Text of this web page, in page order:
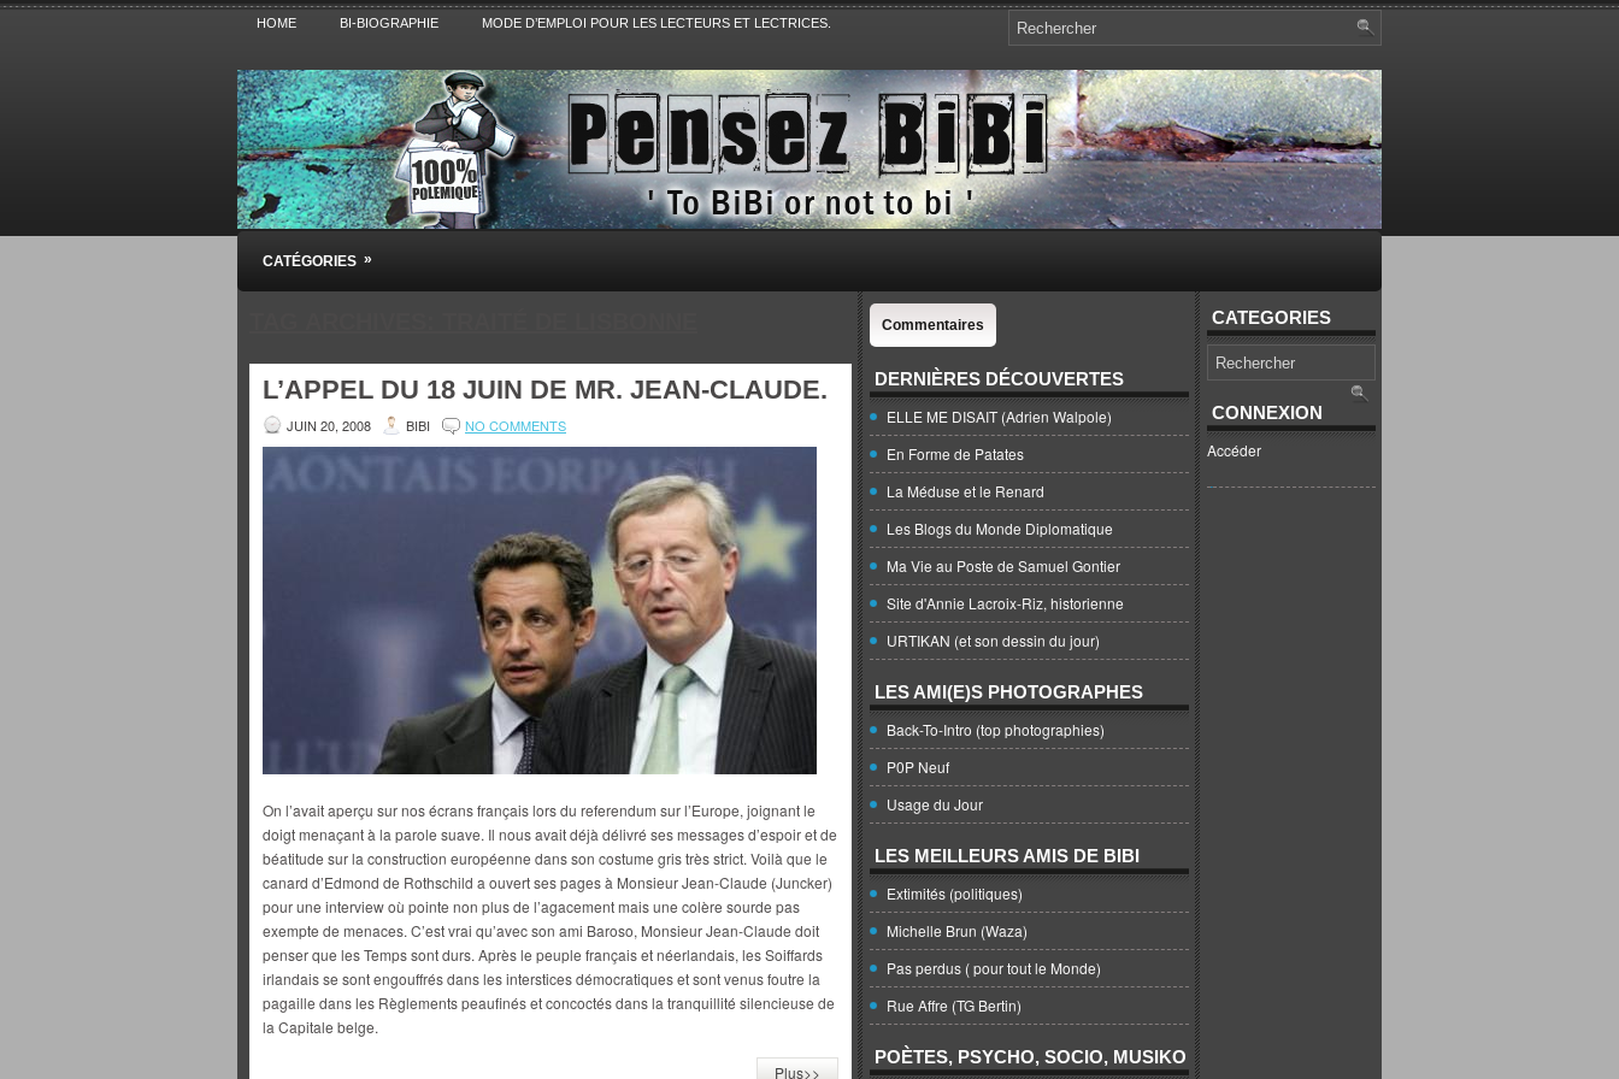
HOME BI-BIOGRAPHIE MODE D’EMPLOI POUR LES LECTEURS ET LECTRICES.
Pensez BiBi
Blog polémique sur l'Actualité, la Culture, la Politique, le Sport,. Avec Revue de presse et de blogs.
CATÉGORIES »
L’APPEL DU 18 JUIN DE MR. JEAN-CLAUDE.
JUIN 20, 2008 BIBI NO COMMENTS
On l’avait aperçu sur nos écrans français lors du referendum sur l’Europe, joignant le
doigt menaçant à la parole suave. Il nous avait déjà délivré ses messages d’espoir et de
béatitude sur la construction européenne dans son costume gris très strict. Voilà que le
canard d’Edmond de Rothschild a ouvert ses pages à Monsieur Jean-Claude (Juncker)
pour une interview où pointe non plus de l’agacement mais une colère sourde pas
exempte de menaces. C’est vrai qu’avec son ami Baroso, Monsieur Jean-Claude doit
penser que les Temps sont durs. Après le peuple français et néerlandais, les Soiffards
irlandais se sont engouffrés dans les interstices démocratiques et sont venus foutre la
pagaille dans les Règlements peaufinés et concoctés dans la tranquillité silencieuse de
la Capitale belge.
Plus>>
Commentaires
DERNIÈRES DÉCOUVERTES
ELLE ME DISAIT (Adrien Walpole)
En Forme de Patates
La Méduse et le Renard
Les Blogs du Monde Diplomatique
Ma Vie au Poste de Samuel Gontier
Site d'Annie Lacroix-Riz, historienne
URTIKAN (et son dessin du jour)
LES AMI(E)S PHOTOGRAPHES
Back-To-Intro (top photographies)
P0P Neuf
Usage du Jour
LES MEILLEURS AMIS DE BIBI
Extimités (politiques)
Michelle Brun (Waza)
Pas perdus ( pour tout le Monde)
Rue Affre (TG Bertin)
POÈTES, PSYCHO, SOCIO, MUSIKO
CATEGORIES
CONNEXION
Accéder